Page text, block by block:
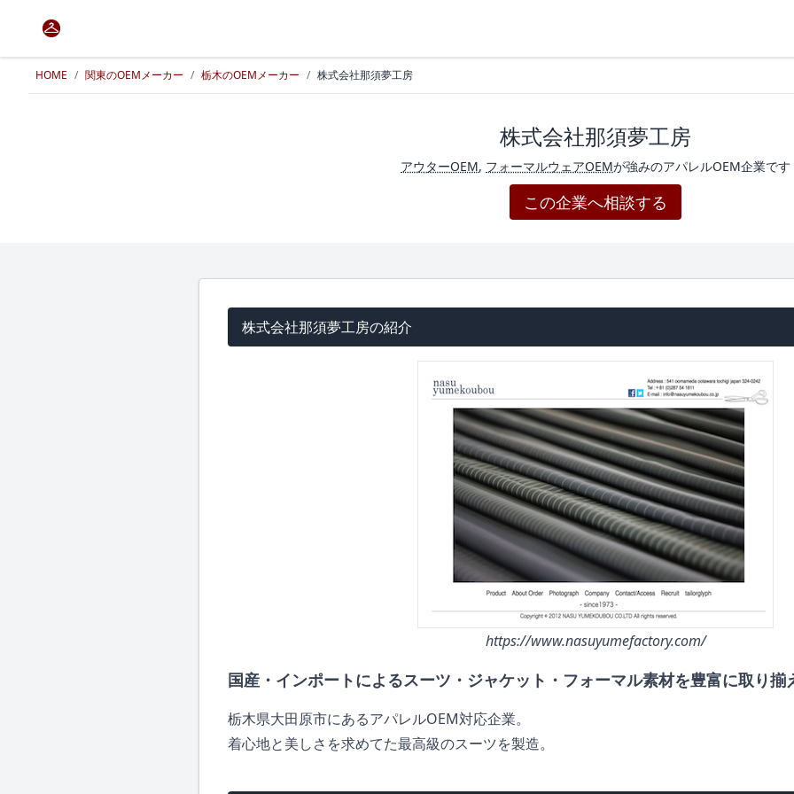
HOME / 関東のOEMメーカー / 栃木のOEMメーカー / 株式会社那須夢工房
株式会社那須夢工房
アウターOEM, フォーマルウェアOEMが強みのアパレルOEM企業です
この企業へ相談する
株式会社那須夢工房の紹介
https://www.nasuyumefactory.com/
国産・インポートによるスーツ・ジャケット・フォーマル素材を豊富に取り揃
栃木県大田原市にあるアパレルOEM対応企業。
着心地と美しさを求めてた最高級のスーツを製造。